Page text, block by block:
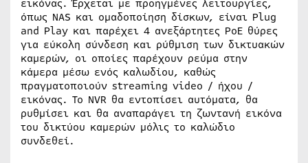
εικόνας. Έρχεται με προηγμένες λειτουργίες,
όπως NAS και ομαδοποίηση δίσκων, είναι Plug
and Play και παρέχει 4 ανεξάρτητες PoE θύρες
για εύκολη σύνδεση και ρύθμιση των δικτυακών
καμερών, οι οποίες παρέχουν ρεύμα στην
κάμερα μέσω ενός καλωδίου, καθώς
πραγματοποιούν streaming video / ήχου /
εικόνας. Το NVR θα εντοπίσει αυτόματα, θα
ρυθμίσει και θα αναπαράγει τη ζωντανή εικόνα
του δικτύου καμερών μόλις το καλώδιο
συνδεθεί.